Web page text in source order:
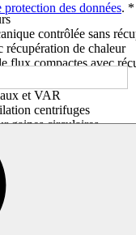
contrôlée sans
récupération de chaleur
flux compactes avec
Moniteurs CO
et VAR
centrifuges
gaines circulaires
gaines rectangulaires
incendie et
Réguler.
protection des données. *